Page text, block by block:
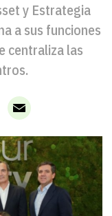
y Estrategia
a sus funciones
centraliza las
Email